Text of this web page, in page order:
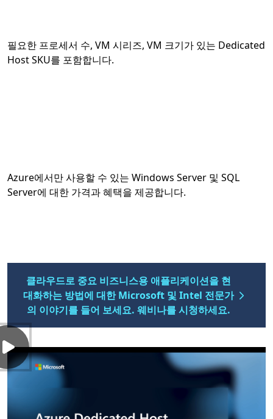
필요한 프로세서 수, VM 시리즈, VM 크기가 있는 Dedicated
Host SKU를 포함합니다.
Azure에서만 사용할 수 있는 Windows Server 및 SQL
Server에 대한 가격과 혜택을 제공합니다.
클라우드로 중요 비즈니스용 애플리케이션을 현
대화하는 방법에 대한 Microsoft 및 Intel 전문가
의 이야기를 들어 보세요. 웨비나를 시청하세요.